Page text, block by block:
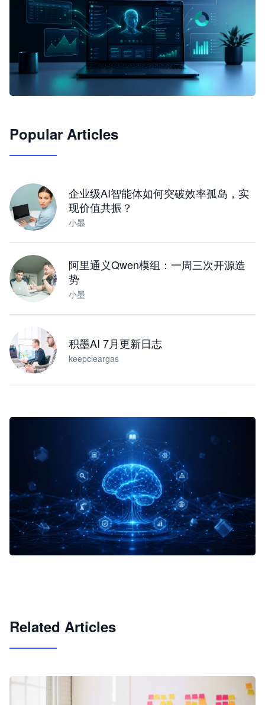
JimoClaw 桌面 AI Agent 工作台
Popular Articles
企业级AI智能体如何突破效率孤岛，实
现价值共振？
小墨
阿里通义Qwen模组：一周三次开源造
势
小墨
积墨AI 7月更新日志
keepcleargas
Related Articles